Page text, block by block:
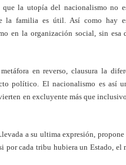
la utopía del nacionalismo no
la familia es útil. Así como hay
en la organización social, sin esa
en reverso, clausura la
político. El nacionalismo es así
en excluyente más que
a su ultima expresión,
por cada tribu hubiera un Estado, el